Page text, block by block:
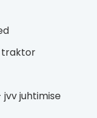
traktor
juhtimise